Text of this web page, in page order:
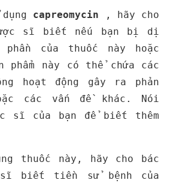
capreomycin , hãy cho
sĩ biết nếu bạn bị dị
của thuốc này hoặc
phẩm này có thể chứa các
hoạt động gây ra phản
các vấn đề khác. Nói
sĩ của bạn để biết thêm
thuốc này, hãy cho bác
biết tiền sử bệnh của